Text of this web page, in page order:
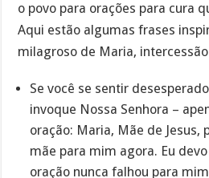
o povo para orações para cura
Aqui estão algumas frases
milagroso de Maria,
Se você se sentir
invoque Nossa Senhora –
oração: Maria, Mãe de Jesus,
mãe para mim agora. Eu
oração nunca falhou para